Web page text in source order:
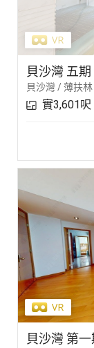
貝沙灣 五
貝沙灣 / 薄扶林
實3,601呎
貝沙灣 第